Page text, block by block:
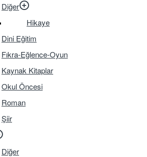
Diğer
Hikaye
Dini Eğitim
Fıkra-Eğlence-Oyun
Kaynak Kitaplar
Okul Öncesi
Roman
Şiir
Diğer